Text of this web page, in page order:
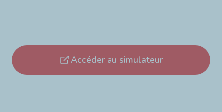
Accéder au simulateur